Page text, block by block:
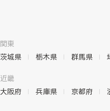
関東
茨城県
栃木県 群馬県
近畿
大阪府
兵庫県 京都府